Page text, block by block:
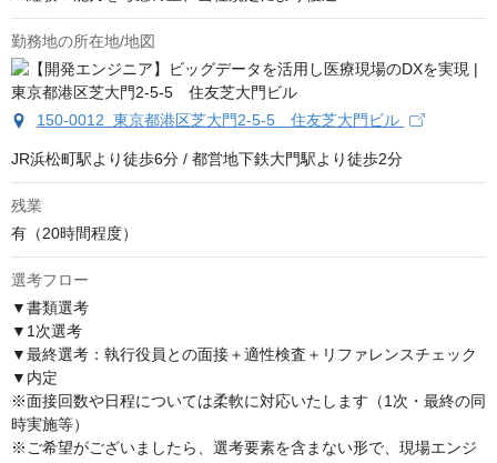
勤務地の所在地/地図
150-0012 東京都港区芝大門2-5-5 住友芝大門ビル
JR浜松町駅より徒歩6分 / 都営地下鉄大門駅より徒歩2分
残業
有（20時間程度）
選考フロー
▼書類選考
▼1次選考
▼最終選考：執行役員との面接＋適性検査＋リファレンスチェック
▼内定
※面接回数や日程については柔軟に対応いたします（1次・最終の同
時実施等）
※ご希望がございましたら、選考要素を含まない形で、現場エンジ